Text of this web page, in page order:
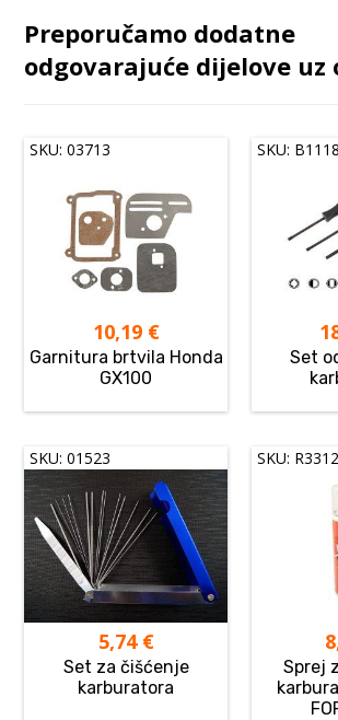
Preporučamo dodatne
odgovarajuće dijelove uz
SKU: 03713
10,19 €
Garnitura brtvila Honda
GX100
SKU:
Set
SKU: 01523
5,74 €
Set za čišćenje
karburatora
SKU:
Sprej